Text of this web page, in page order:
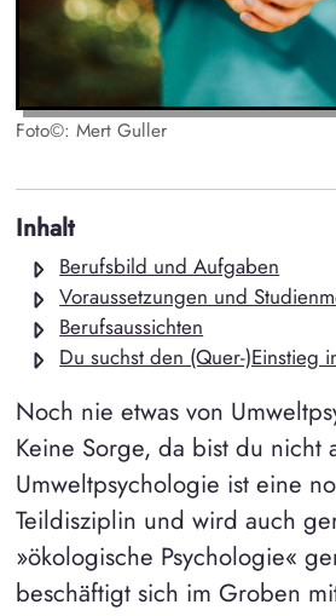
Foto©: Mert Guller
Inhalt
Berufsbild und Aufgaben
Voraussetzungen und
Berufsaussichten
Du suchst den (Quer-)Einstieg
Noch nie etwas von
Keine Sorge, da bist du nicht
Umweltpsychologie ist eine
Teildisziplin und wird auch
»ökologische Psychologie«
beschäftigt sich im Groben